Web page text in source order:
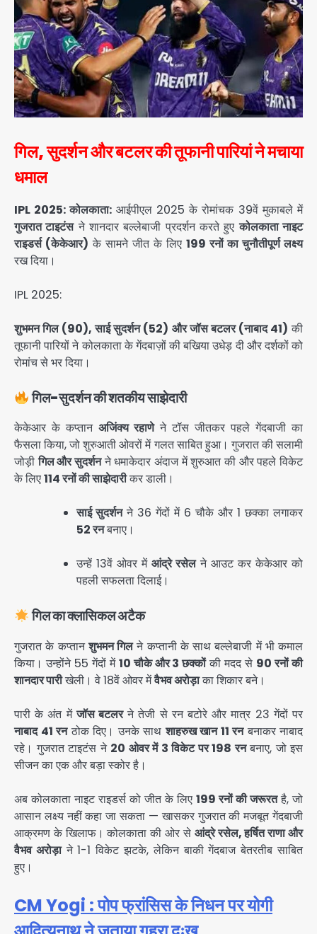
गिल, सुदर्शन और बटलर की तूफानी पारियां ने मचाया
धमाल
IPL 2025: कोलकाता: आईपीएल 2025 के रोमांचक 39वें मुकाबले में
गुजरात टाइटंसने शानदार बल्लेबाजी प्रदर्शन करते हुएकोलकाता नाइट
राइडर्स (केकेआर) के सामने जीत के लिए 199 रनों का चुनौतीपूर्ण लक्ष्य
रख दिया।
IPL 2025:
शुभमन गिल (90), साई सुदर्शन (52) और जॉस बटलर (नाबाद 41) की
तूफानी पारियों ने कोलकाता के गेंदबाज़ों की बखिया उधेड़ दी और दर्शकों को
रोमांच से भर दिया।
गिल-सुदर्शन की शतकीय साझेदारी
केकेआर के कप्तान अजिंक्य रहाणेने टॉस जीतकर पहले गेंदबाजी का
फैसला किया, जो शुरुआती ओवरों में गलत साबित हुआ। गुजरात की सलामी
जोड़ीगिल और सुदर्शनने धमाकेदार अंदाज में शुरुआत की और पहले विकेट
के लिए114 रनों की साझेदारीकर डाली।
साई सुदर्शनने 36 गेंदों में 6 चौके और 1 छक्का लगाकर
52 रनबनाए।
उन्हें 13वें ओवर में आंद्रे रसेलने आउट कर केकेआर को
पहली सफलता दिलाई।
गिल का क्लासिकल अटैक
गुजरात के कप्तानशुभमन गिलने कप्तानी के साथ बल्लेबाजी में भी कमाल
किया। उन्होंने 55 गेंदों में10 चौके और 3 छक्कोंकी मदद से 90 रनों की
शानदार पारीखेली। वे 18वें ओवर मेंवैभव अरोड़ाका शिकार बने।
पारी के अंत मेंजॉस बटलरने तेजी से रन बटोरे और मात्र 23 गेंदों पर
नाबाद 41 रनठोक दिए। उनके साथशाहरुख खान 11 रनबनाकर नाबाद
रहे। गुजरात टाइटंस ने 20 ओवर में 3 विकेट पर 198 रनबनाए, जो इस
सीजन का एक और बड़ा स्कोर है।
अब कोलकाता नाइट राइडर्स को जीत के लिए 199 रनों की जरूरतहै, जो
आसान लक्ष्य नहीं कहा जा सकता — खासकर गुजरात की मजबूत गेंदबाजी
आक्रमण के खिलाफ। कोलकाता की ओर से आंद्रे रसेल, हर्षित राणा और
वैभव अरोड़ाने 1-1 विकेट झटके, लेकिन बाकी गेंदबाज बेतरतीब साबित
हुए।
CM Yogi : पोप फ्रांसिस के निधन पर योगी